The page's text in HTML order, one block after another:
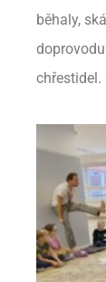
běhaly,
chřestidel.